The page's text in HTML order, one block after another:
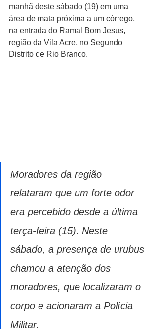
manhã deste sábado (19) em uma
área de mata próxima a um córrego,
na entrada do Ramal Bom Jesus,
região da Vila Acre, no Segundo
Distrito de Rio Branco.
Moradores da região
relataram que um forte odor
era percebido desde a última
terça-feira (15). Neste
sábado, a presença de urubus
chamou a atenção dos
moradores, que localizaram o
corpo e acionaram a Polícia
Militar.